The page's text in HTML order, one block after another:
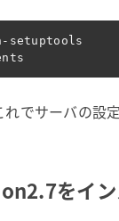
setuptools
でサーバの設
をイン